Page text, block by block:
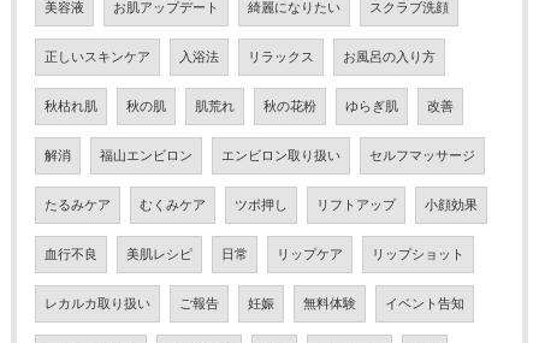
美容液 お肌アップデート 綺麗になりたい スクラブ洗顔
正しいスキンケア 入浴法 リラックス お風呂の入り方
秋枯れ肌 秋の肌 肌荒れ 秋の花粉 ゆらぎ肌 改善
解消 福山エンビロン エンビロン取り扱い セルフマッサージ
たるみケア むくみケア ツボ押し リフトアップ 小顔効果
血行不良 美肌レシピ 日常 リップケア リップショット
レカルカ取り扱い ご報告 妊娠 無料体験 イベント告知